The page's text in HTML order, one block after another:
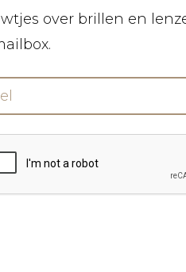
over brillen en